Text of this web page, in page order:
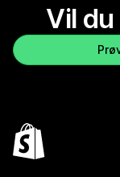
Vil du